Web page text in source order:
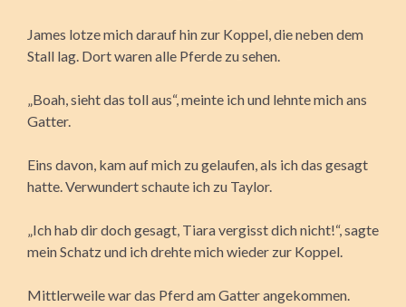
James lotze mich darauf hin zur Koppel, die neben dem
Stall lag. Dort waren alle Pferde zu sehen.
„Boah, sieht das toll aus“, meinte ich und lehnte mich ans
Gatter.
Eins davon, kam auf mich zu gelaufen, als ich das gesagt
hatte. Verwundert schaute ich zu Taylor.
„Ich hab dir doch gesagt, Tiara vergisst dich nicht!“, sagte
mein Schatz und ich drehte mich wieder zur Koppel.
Mittlerweile war das Pferd am Gatter angekommen.